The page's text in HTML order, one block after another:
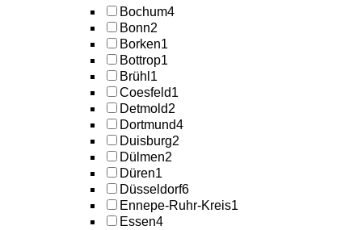
Bochum4
Bonn2
Borken1
Bottrop1
Brühl 1
Coesfeld1
Detmold2
Dortmund4
Duisburg2
Dülmen2
Düren1
Düsseldorf6
Ennepe-Ruhr-Kreis1
Essen4